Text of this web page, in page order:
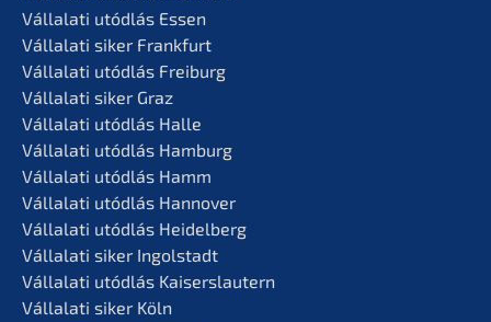
Vállala­ti utódlás Essen
Vállala­ti siker Frankfurt
Vállala­ti utódlás Freiburg
Vállala­ti siker Graz
Vállala­ti utódlás Halle
Vállala­ti utódlás Hamburg
Vállala­ti utódlás Hamm
Vállala­ti utódlás Hannover
Vállala­ti utódlás Heidelberg
Vállala­ti siker Ingolstadt
Vállala­ti utódlás Kaiserslautern
Vállala­ti siker Köln